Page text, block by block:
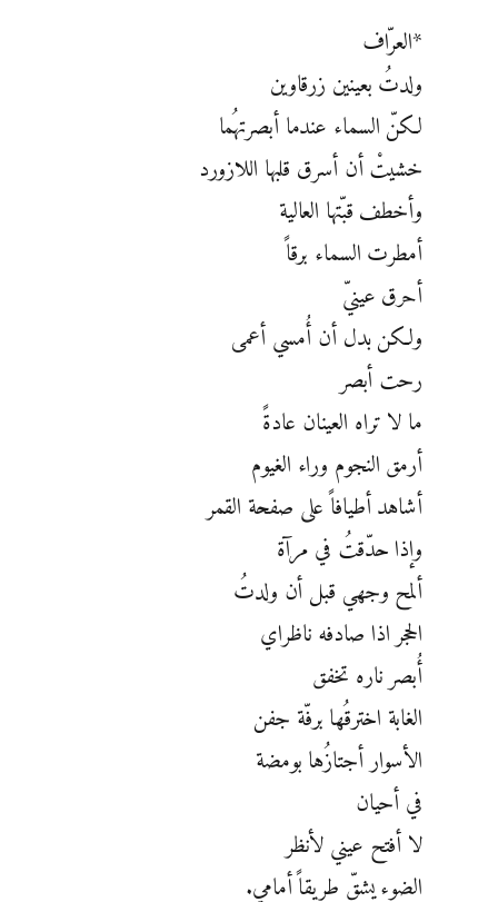
*العرّاف
ولدتُ بعينين زرقاوين
لكنّ السماء عندما أبصرتهُما
خشيتْ أن أسرق قلبها اللازورد
وأخطف قبّتها العالية
أمطرت السماء برقاً
أحرق عينيّ
ولكن بدل أن أُمسي أعمى
رحت أبصر
ما لا تراه العينان عادةً
أرمق النجوم وراء الغيوم
أشاهد أطيافاً على صفحة القمر
وإذا حدّقتُ في مرآة
ألمح وجهي قبل أن ولدتُ
الحجر اذا صادفه ناظراي
أُبصر ناره تخفق
الغابة اخترقُها برفّة جفن
الأسوار أجتازُها بومضة
في أحيان
لا أفتح عيني لأنظر
الضوء يشقّ طريقاً أمامي.